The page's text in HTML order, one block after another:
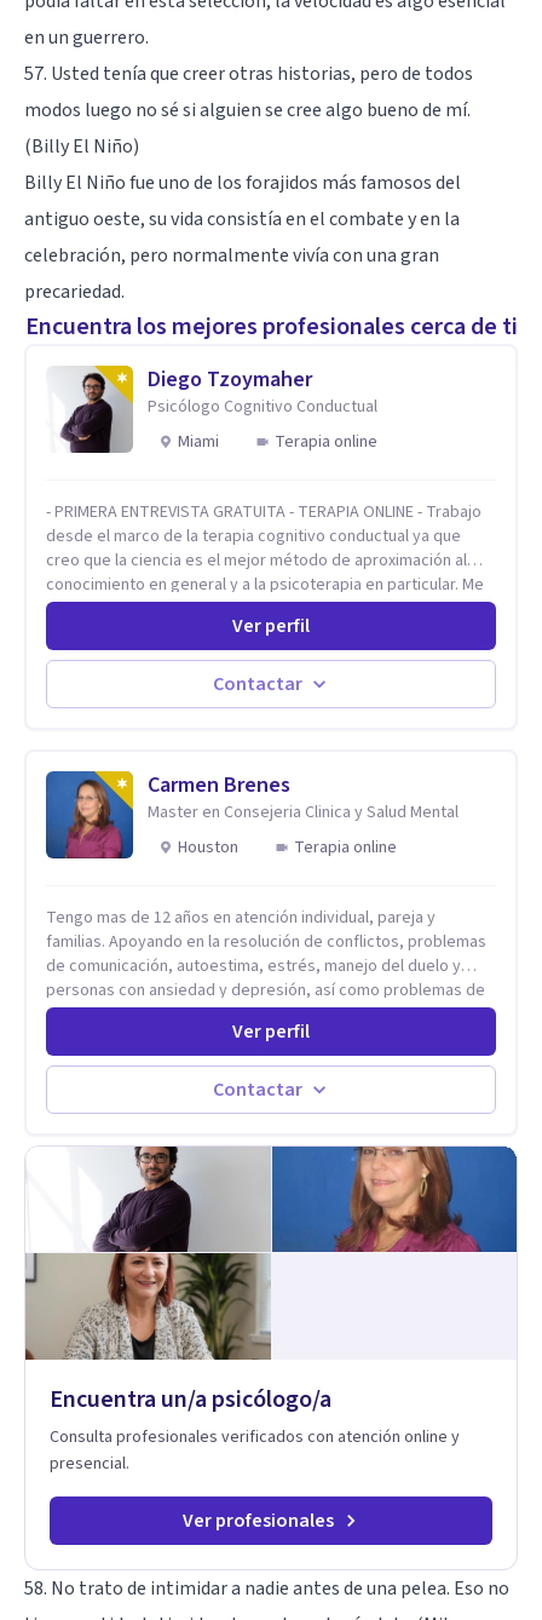
en un guerrero.
57. Usted tenía que creer otras historias, pero de todos
modos luego no sé si alguien se cree algo bueno de mí.
(Billy El Niño)
Billy El Niño fue uno de los forajidos más famosos del
antiguo oeste, su vida consistía en el combate y en la
celebración, pero normalmente vivía con una gran
precariedad.
Encuentra los mejores profesionales cerca de ti
Diego Tzoymaher
Psicólogo Cognitivo Conductual
Miami
Terapia online
- PRIMERA ENTREVISTA GRATUITA - TERAPIA ONLINE - Trabajo
desde el marco de la terapia cognitivo conductual ya que
creo que la ciencia es el mejor método de aproximación al
conocimiento en general y a la psicoterapia en particular. Me
interesan los procesos de cambio conductual por los que una
persona pueda alcanzar sus objetivos, transitando,
aceptando y modificando sus patrones cognitivos y
emocionales. Abordo patologías específicas como trastornos
de ansiedad y del ánimo, y también crisis vitales y procesos
Ver perfil
Contactar
Carmen Brenes
Master en Consejeria Clinica y Salud Mental
Houston
Terapia online
Tengo mas de 12 años en atención individual, pareja y
familias. Apoyando en la resolución de conflictos, problemas
de comunicación, autoestima, estrés, manejo del duelo y
personas con ansiedad y depresión, así como problemas de
conducta y comportamiento. Desarrollo de personas
Estableciendo metas a corto y largo plazo, es vital para la
vida de cada uno tener su propia vision.
Ver perfil
Contactar
Encuentra un/a psicólogo/a
Consulta profesionales verificados con atención online y
presencial.
Ver profesionales
58. No trato de intimidar a nadie antes de una pelea. Eso no